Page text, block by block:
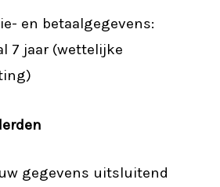
en betaalgegevens:
7 jaar (wettelijke
gegevens uitsluitend